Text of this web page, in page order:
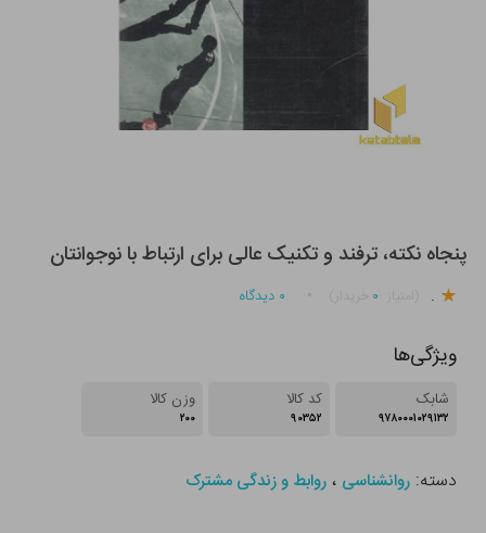
پنجاه نکته، ترفند و تکنیک عالی برای ارتباط با نوجوانتان
. ۰ ۰ دیدگاه
ویژگی‌ها
شابک
۹۷۸۰۰۰۱۰۲۹۱۳۲
کد کالا
۹۰۳۵۲
وزن کالا
۲۰۰
دسته:روانشناسی ،روابط و زندگی مشترک